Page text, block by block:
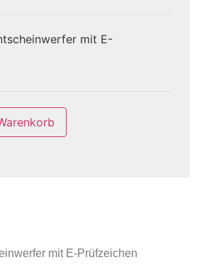
mit E-
mit E-Prüfzeichen